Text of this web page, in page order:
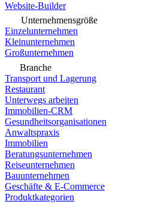
Website-Builder
Unternehmensgröße
Einzelunternehmen
Kleinunternehmen
Großunternehmen
Branche
Transport und Lagerung
Restaurant
Unterwegs arbeiten
Immobilien-CRM
Gesundheitsorganisationen
Anwaltspraxis
Immobilien
Beratungsunternehmen
Reiseunternehmen
Bauunternehmen
Geschäfte & E-Commerce
Produktkategorien